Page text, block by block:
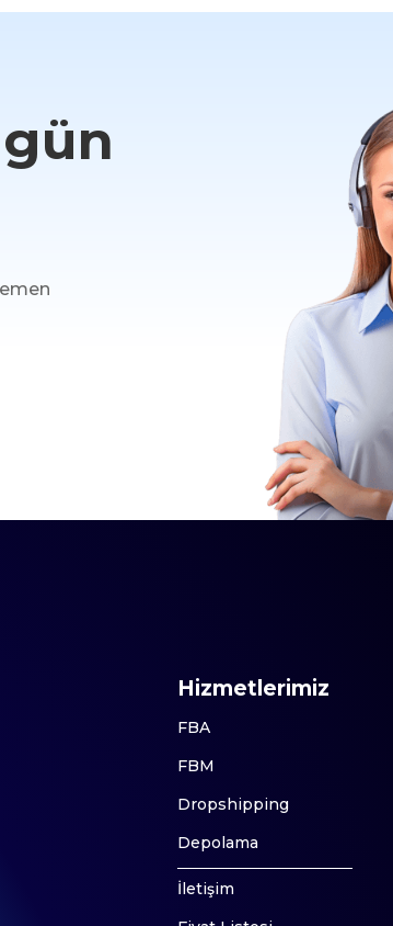
Hizmetlerimiz
FBA
FBM
Dropshipping
Depolama
İletişim